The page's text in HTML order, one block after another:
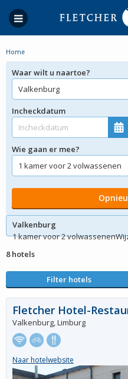
Home
Waar wilt u naartoe?
Incheckdatum
Wie gaan er mee?
Valkenburg
1 kamer voor 2 volwassenen
8 hotels
Filter hotels
Fletcher Hotel-
Valkenburg, Limburg
Naar hotelwebsite